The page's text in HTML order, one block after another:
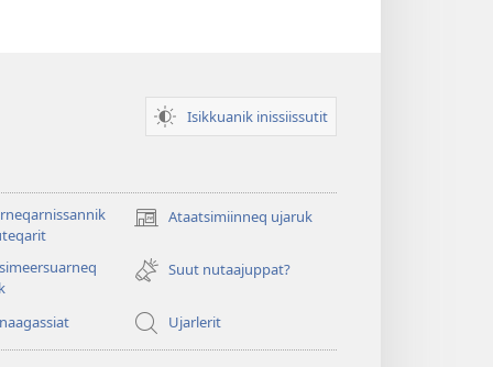
Isikkuanik inissiissutit
Ataatsimiinneq ujaruk
(opens
window)Suut nutaajuppat?
Ujarlerit